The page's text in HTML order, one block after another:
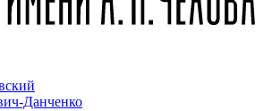
Данченко